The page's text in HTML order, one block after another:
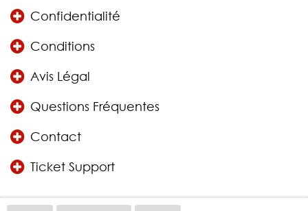
Confidentialité
Conditions
Avis Légal
Questions Fréquentes
Contact
Ticket Support